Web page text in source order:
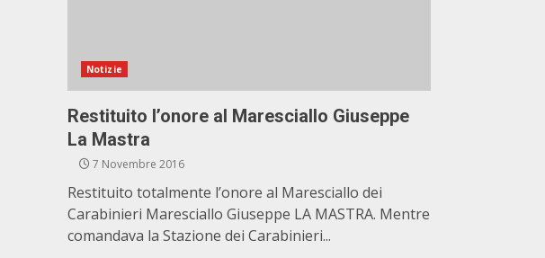
Notizie
Restituito l’onore al Maresciallo Giuseppe
La Mastra
7 Novembre 2016
Restituito totalmente l’onore al Maresciallo dei
Carabinieri Maresciallo Giuseppe LA MASTRA. Mentre
comandava la Stazione dei Carabinieri...